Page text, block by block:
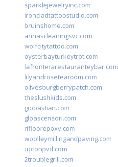
sparklejewelryinc.com
ironcladtattoostudio.com
bruinshome.com
annascleaningsvc.com
wolfcitytattoo.com
oysterbayturkeytrot.com
lafronterarestauranteybar.com
lilyandrosetearoom.com
olivesburgberrypatch.com
theslushkids.com
giobastian.com
glpascensori.com
rifloorepoxy.com
woolleymillingandpaving.com
uptonpvd.com
2troublegrill.com